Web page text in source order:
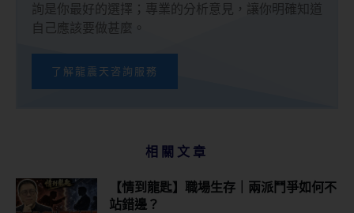
詢是你最好的選擇；專業的分析意見，讓你明確知道
自己應該要做甚麼。
了解龍震天咨詢服務
相關文章
【情到龍匙】職場生存｜兩派鬥爭如何不
站錯邊？